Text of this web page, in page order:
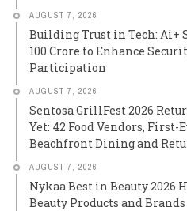
AUGUST 7, 2026
Building Trust in Tech: Ai+
100 Crore to Enhance
Participation
AUGUST 7, 2026
Sentosa GrillFest 2026
Yet: 42 Food Vendors,
Beachfront Dining and
AUGUST 7, 2026
Nykaa Best in Beauty 2026
Beauty Products and Brands